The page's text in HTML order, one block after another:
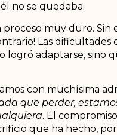
no se quedaba.
muy duro. Sin
Las
logró adaptarse, sino
con muchísima
que perder,
. El
que ha hecho,